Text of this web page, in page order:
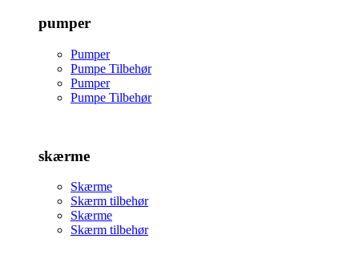
pumper
Pumper
Pumpe Tilbehør
Pumper
Pumpe Tilbehør
skærme
Skærme
Skærm tilbehør
Skærme
Skærm tilbehør